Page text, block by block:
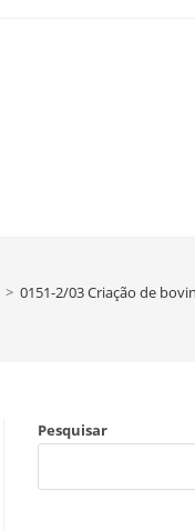
> 0151-2/03 Criação de
Pesquisar